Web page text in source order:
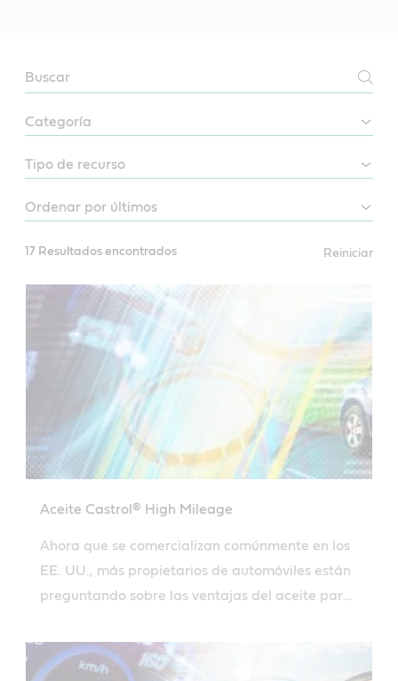
CAR
17 Resultados encontrados Reiniciar
Aceite Castrol® High Mileage
Ahora que se comercializan comúnmente en los
EE. UU., más propietarios de automóviles están
preguntando sobre las ventajas del aceite para
del cambio a aceite para motor de alto
kilometraje.